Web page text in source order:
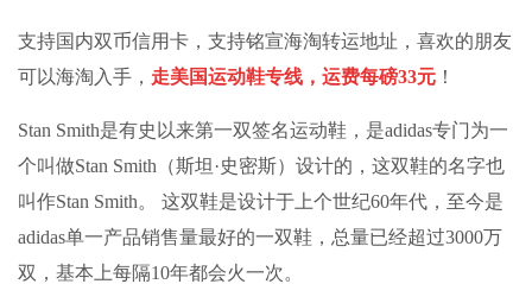
支持国内双币信用卡，支持铭宣海淘转运地址，喜欢的朋友
可以海淘入手， 走美国运动鞋专线，运费每磅33元 ！
Stan Smith是有史以来第一双签名运动鞋，是adidas专门为一
个叫做Stan Smith（斯坦·史密斯）设计的，这双鞋的名字也
叫作Stan Smith。 这双鞋是设计于上个世纪60年代，至今是
adidas单一产品销售量最好的一双鞋，总量已经超过3000万
双，基本上每隔10年都会火一次。